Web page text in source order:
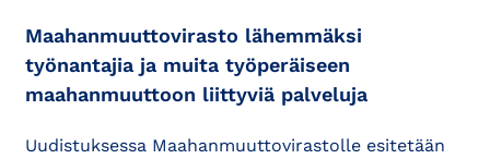
Maahanmuuttovirasto lähemmäksi
työnantajia ja muita työperäiseen
maahanmuuttoon liittyviä palveluja
Uudistuksessa Maahanmuuttovirastolle esitetään